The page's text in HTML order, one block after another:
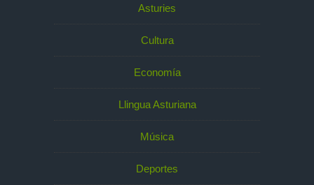
Asturies
Cultura
Economía
Llingua Asturiana
Música
Deportes